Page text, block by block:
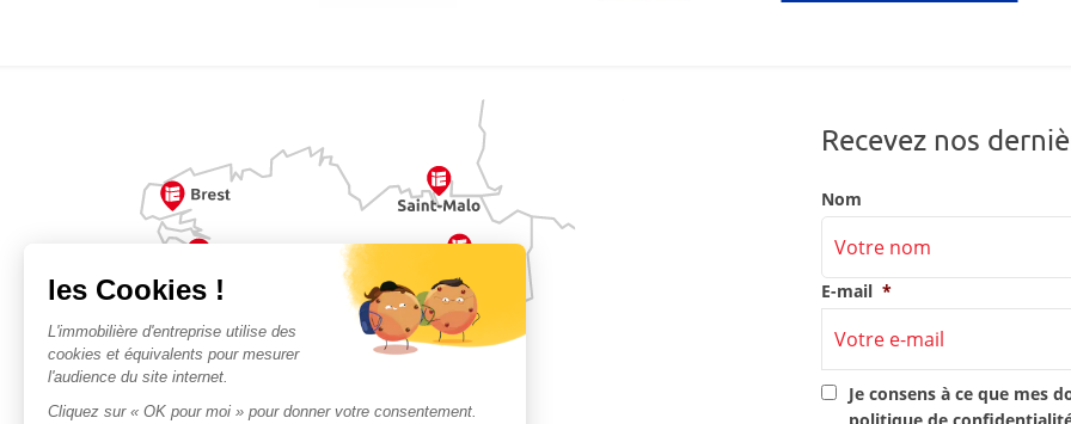
Recevez nos
Nom
E-mail *
RGPD
Je consens à ce que mes